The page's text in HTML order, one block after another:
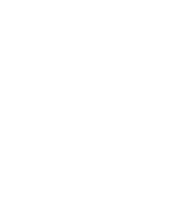
hlavná reštaurácia, 3 à la carte reštaurácia
s vodnými atrakciami) a 3 detské oddelené časti
m2.
a slnečníky zadarmo, bar na pláži.